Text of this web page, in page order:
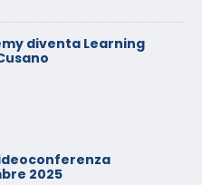
diventa Learning
2025